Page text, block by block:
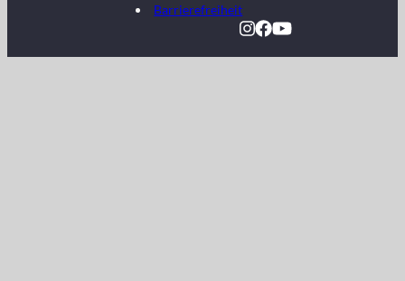
Barrierefreiheit